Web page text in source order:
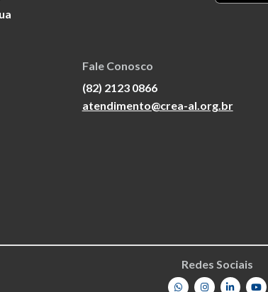
Fale Conosco
(82) 2123 0866
atendimento@crea-al.org.br
Redes Sociais